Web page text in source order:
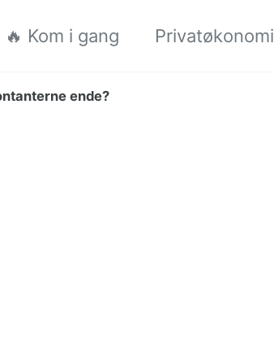
🔥 Kom i gang Privatøkonomi
ende?